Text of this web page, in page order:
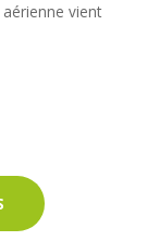
vient